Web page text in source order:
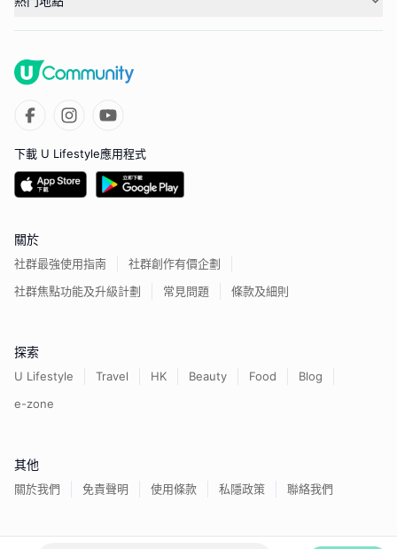
下載 U Lifestyle應用程式
關於
社群最強使用指南
社群創作有價企劃
社群焦點功能及升級計劃
常見問題 條款及細則
探索
U Lifestyle Travel HK Beauty Food
Blog
e-zone
其他
關於我們 免責聲明 使用條款 私隱政策 聯絡我們